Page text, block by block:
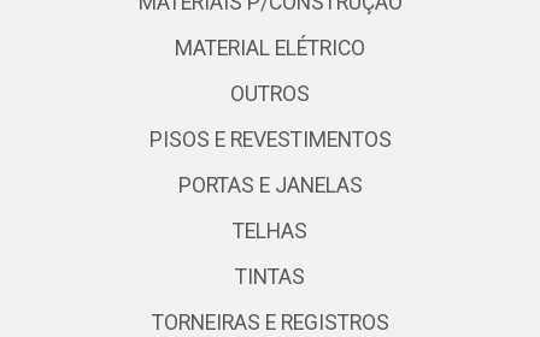
MATERIAL ELÉTRICO
OUTROS
PISOS E REVESTIMENTOS
PORTAS E JANELAS
TELHAS
TINTAS
TORNEIRAS E REGISTROS